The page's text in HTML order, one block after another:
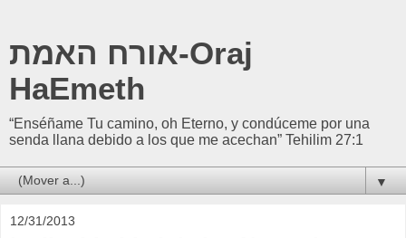
אורח האמת-Oraj
HaEmeth
“Enséñame Tu camino, oh Eterno, y condúceme por una
senda llana debido a los que me acechan” Tehilim 27:1
▼
12/31/2013